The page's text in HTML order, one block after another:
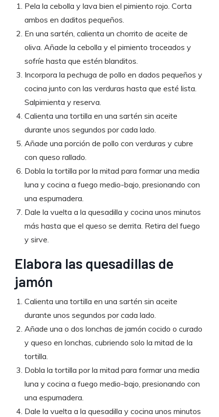
Pela la cebolla y lava bien el pimiento rojo. Corta
ambos en daditos pequeños.
En una sartén, calienta un chorrito de aceite de
oliva. Añade la cebolla y el pimiento troceados y
sofríe hasta que estén blanditos.
Incorpora la pechuga de pollo en dados pequeños y
cocina junto con las verduras hasta que esté lista.
Salpimienta y reserva.
Calienta una tortilla en una sartén sin aceite
durante unos segundos por cada lado.
Añade una porción de pollo con verduras y cubre
con queso rallado.
Dobla la tortilla por la mitad para formar una media
luna y cocina a fuego medio-bajo, presionando con
una espumadera.
Dale la vuelta a la quesadilla y cocina unos minutos
más hasta que el queso se derrita. Retira del fuego
y sirve.
Elabora las quesadillas de
jamón
Calienta una tortilla en una sartén sin aceite
durante unos segundos por cada lado.
Añade una o dos lonchas de jamón cocido o curado
y queso en lonchas, cubriendo solo la mitad de la
tortilla.
Dobla la tortilla por la mitad para formar una media
luna y cocina a fuego medio-bajo, presionando con
una espumadera.
Dale la vuelta a la quesadilla y cocina unos minutos